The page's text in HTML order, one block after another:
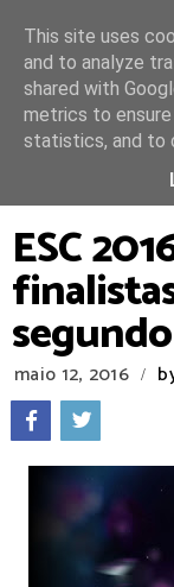
ESC
maio 12, 2016 /
This site uses
and to analyze
shared with
metrics to
statistics, and to